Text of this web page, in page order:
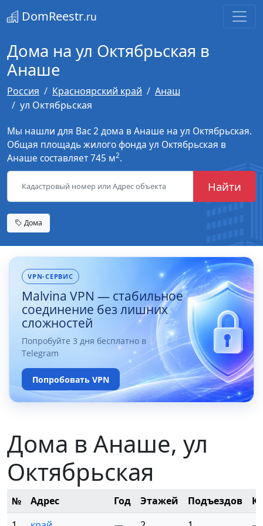
DomReestr.ru
Дома на ул Октябрьская в
Анаше
Россия Красноярский край
Анаш
ул Октябрьская
Мы нашли для Вас 2 дома в Анаше на ул Октябрьская.
Общая площадь жилого фонда ул Октябрьская в
Анаше составляет 745 м2.
Найти
Дома
VPN-СЕРВИС
Malvina VPN — стабильное
соединение без лишних
сложностей
Попробуйте 3 дня бесплатно в
Telegram
Попробовать VPN
Дома в Анаше, ул
Октябрьская
№ Адрес Год Этажей Подъездов